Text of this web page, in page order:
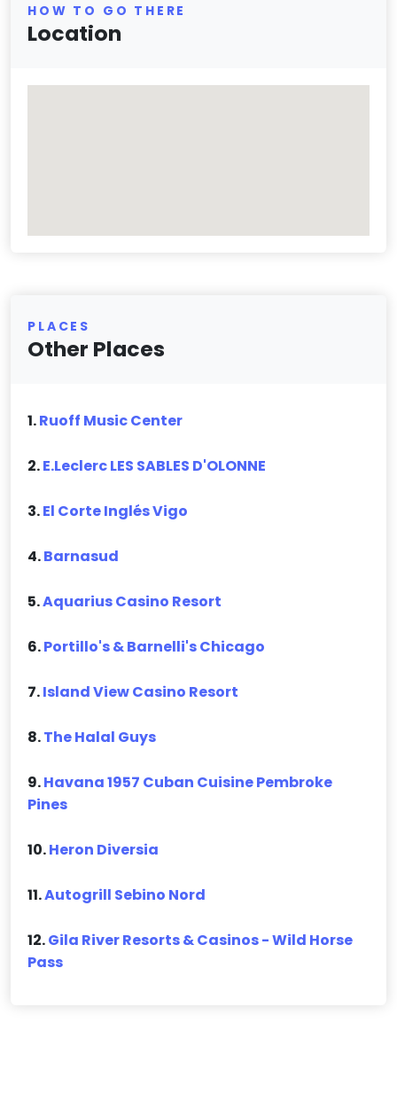
HOW TO GO THERE
Location
PLACES
Other Places
1.Ruoff Music Center
2.E.Leclerc LES SABLES D'OLONNE
3.El Corte Inglés Vigo
4.Barnasud
5.Aquarius Casino Resort
6.Portillo's & Barnelli's Chicago
7.Island View Casino Resort
8.The Halal Guys
9.Havana 1957 Cuban Cuisine Pembroke
Pines
10.Heron Diversia
11.Autogrill Sebino Nord
12.Gila River Resorts & Casinos - Wild Horse
Pass